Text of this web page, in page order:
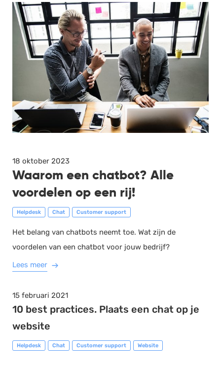
18 oktober 2023
Waarom een chatbot? Alle
voordelen op een rij!
Helpdesk Chat Customer support
Het belang van chatbots neemt toe. Wat zijn de
voordelen van een chatbot voor jouw bedrijf?
Lees meer
15 februari 2021
10 best practices. Plaats een chat op je
website
Helpdesk Chat Customer support Website